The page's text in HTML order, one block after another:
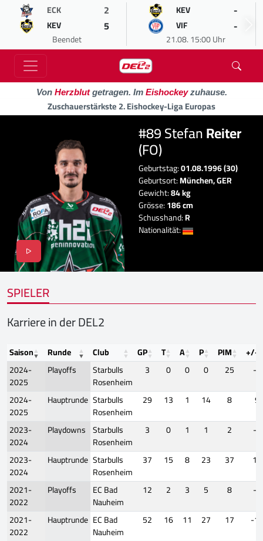
ECK 2
KEV 5
Beendet
KEV -
VIF -
21.08. 15:00 Uhr
Von Herzblutgetragen. Im Eishockeyzuhause.
Zuschauerstärkste 2. Eishockey-Liga Europas
#89 StefanReiter
(FO)
Geburtstag:01.08.1996 (30)
Geburtsort:München, GER
Gewicht:84 kg
Grösse:186 cm
Schusshand:R
Nationalität:
SPIELER
Karriere in der DEL2
Saison Runde Club GP T A P PIM
+/-
2024-
2025
Playoffs
Starbulls
Rosenheim
3 0 0 0 25
-2
2024-
2025
Hauptrunde Starbulls
Rosenheim
29 13 1 14 8
9
2023-
2024
Playdowns Starbulls
Rosenheim
3 0 1 1 2
-2
2023-
2024
Hauptrunde Starbulls
Rosenheim
37 15 8 23 37
10
2021-
2022
Playoffs
EC Bad
Nauheim
12 2 3 5 8
-8
2021-
2022
Hauptrunde EC Bad
Nauheim
52 16 11 27 17
-10